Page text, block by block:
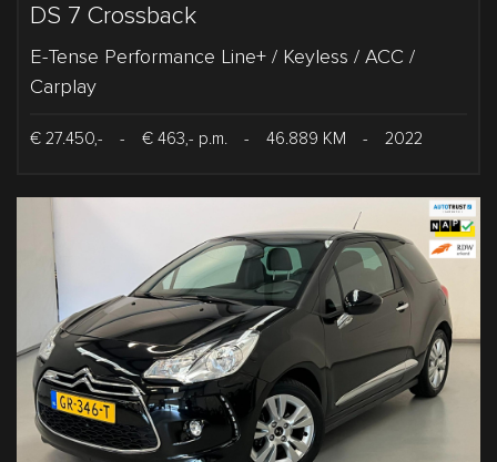
DS 7 Crossback
E-Tense Performance Line+ / Keyless / ACC /
Carplay
€ 27.450,- - € 463,- p.m. - 46.889 KM - 2022